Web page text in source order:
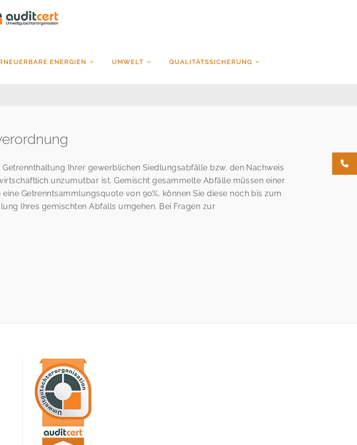
ENERGIEN UMWELT QUALITÄTSSICHERUNG
Ihrer gewerblichen Siedlungsabfälle bzw. den Nachweis
unzumutbar ist. Gemischt gesammelte Abfälle müssen einer
Getrenntsammlungsquote von 90%, können Sie diese noch bis zum
Ihres gemischten Abfalls umgehen. Bei Fragen zur